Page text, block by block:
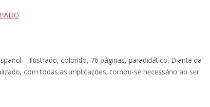
– Ilustrado, colorido, 76 páginas, paradidático. Diante da
com todas as implicações, tornou-se necessário ao ser